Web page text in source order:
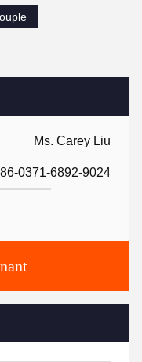
Ms. Carey Liu
86-0371-6892-9024